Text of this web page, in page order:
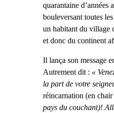
quarantaine d’années
bouleversant toutes
un habitant du village
et donc du continent
Il lança son message
Autrement dit : «
la part de votre
réincarnation (en
pays du couchant)!